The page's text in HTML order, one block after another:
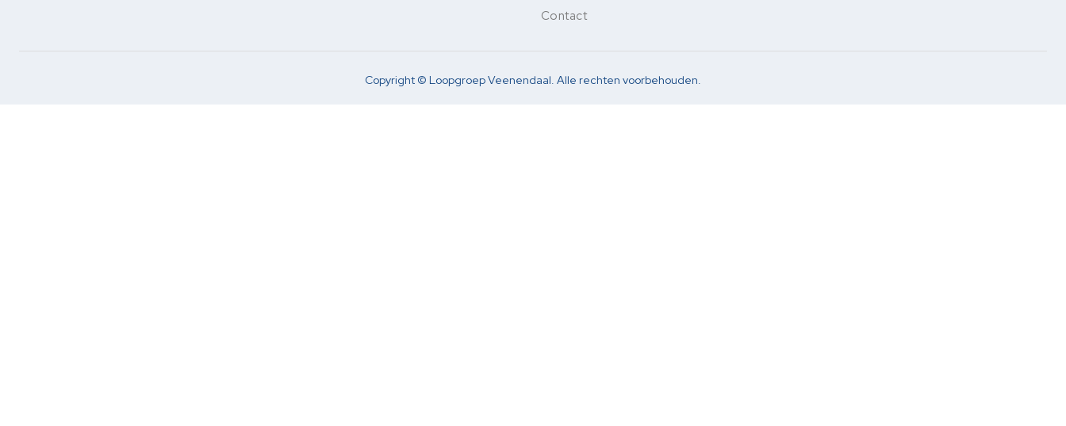
Contact
Copyright © Loopgroep Veenendaal. Alle rechten voorbehouden.